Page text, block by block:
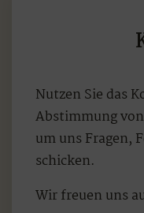
Nutzen Sie das
Abstimmung
um uns Fragen,
schicken.
Wir freuen uns